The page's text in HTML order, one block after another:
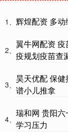
1、 辉煌配资 多动
2、
翼牛网配资
疫规划疫苗查
3、
昊天优配 保
谱小儿推拿
4、
瑞和网 贵阳
学习压力